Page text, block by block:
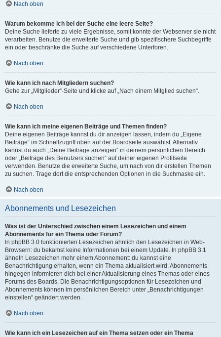
Nach oben
Warum bekomme ich bei der Suche eine leere Seite?
Deine Suche lieferte zu viele Ergebnisse, somit konnte der Webserver sie nicht
verarbeiten. Benutze die erweiterte Suche und gib spezifischere Suchbegriffe
ein oder beschränke die Suche auf verschiedene Unterforen.
Nach oben
Wie kann ich nach Mitgliedern suchen?
Gehe zur „Mitglieder“-Seite und klicke auf „Nach einem Mitglied suchen“.
Nach oben
Wie kann ich meine eigenen Beiträge und Themen finden?
Deine eigenen Beiträge kannst du dir anzeigen lassen, indem du „Eigene
Beiträge“ im Schnellzugriff oben auf der Boardseite auswählst. Alternativ
kannst du auch „Deine Beiträge anzeigen“ in deinem persönlichen Bereich
oder „Beiträge des Benutzers suchen“ auf deiner eigenen Profilseite
verwenden. Benutze die erweiterte Suche, um nach von dir erstellen Themen
zu suchen. Trage dort die entsprechenden Optionen in die Suchmaske ein.
Nach oben
Abonnements und Lesezeichen
Was ist der Unterschied zwischen einem Lesezeichen und einem
Abonnements für ein Thema oder Forum?
In phpBB 3.0 funktionierten Lesezeichen ähnlich den Lesezeichen in Web-
Browsern: du bekamst keine Informationen bei einem Update. In phpBB 3.1
ähneln Lesezeichen mehr einem Abonnement: du kannst eine
Benachrichtigung erhalten, wenn ein Thema aktualisiert wird. Abonnements
hingegen informieren dich bei einer Aktualisierung eines Themas oder eines
Forums des Boards. Die Benachrichtigungsoptionen für Lesezeichen und
Abonnements können im persönlichen Bereich unter „Benachrichtigungen
einstellen“ geändert werden.
Nach oben
Wie kann ich ein Lesezeichen auf ein Thema setzen oder ein Thema